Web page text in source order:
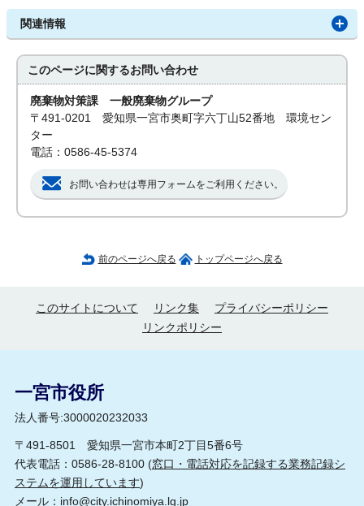
関連情報
このページに関するお問い合わせ
廃棄物対策課 一般廃棄物グループ
〒491-0201 愛知県一宮市奥町字六丁山52番地 環境セン
ター
電話：0586-45-5374
お問い合わせは専用フォームをご利用ください。
前のページへ戻る トップページへ戻る
このサイトについて リンク集
プライバシーポリシー
リンクポリシー
一宮市役所
法人番号:3000020232033
〒491-8501 愛知県一宮市本町2丁目5番6号
代表電話：0586-28-8100 (窓口・電話対応を記録する業務記録シ
ステムを運用しています)
メール： info@city.ichinomiya.lg.jp